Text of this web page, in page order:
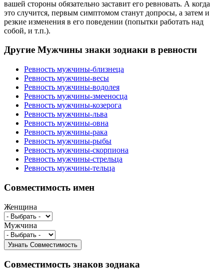
вашей стороны обязательно заставит его ревновать. А когда
это случится, первым симптомом станут допросы, а затем и
резкие изменения в его поведении (попытки работать над
собой, и т.п.).
Другие Мужчины знаки зодиаки в ревности
Ревность мужчины-близнеца
Ревность мужчины-весы
Ревность мужчины-водолея
Ревность мужчины-змееносца
Ревность мужчины-козерога
Ревность мужчины-льва
Ревность мужчины-овна
Ревность мужчины-рака
Ревность мужчины-рыбы
Ревность мужчины-скорпиона
Ревность мужчины-стрельца
Ревность мужчины-тельца
Совместимость имен
Женщина
Мужчина
Совместимость знаков зодиака